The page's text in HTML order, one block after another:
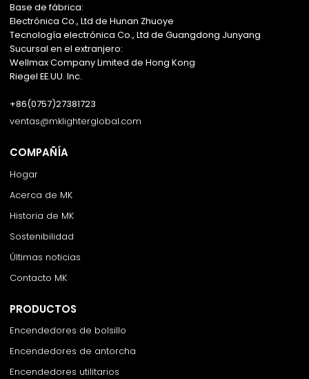
Base de fábrica:
Electrónica Co., Ltd de Hunan Zhuoye
Tecnología electrónica Co., Ltd de Guangdong Junyang
Sucursal en el extranjero:
Wellmax Company Limited de Hong Kong
Riegel EE.UU. Inc.
+86(0757)27381723
ventas@mklighterglobal.com
COMPAÑÍA
Hogar
Acerca de MK
Historia de MK
Sostenibilidad
Últimas noticias
Contacto MK
PRODUCTOS
Encendedores de bolsillo
Encendedores de antorcha
Encendedores utilitarios